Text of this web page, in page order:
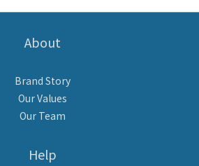
About
Brand Story
Our Values
Our Team
Help